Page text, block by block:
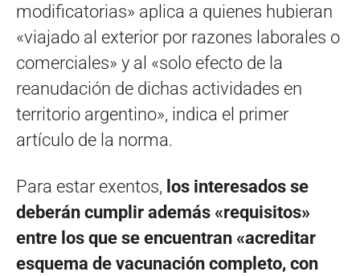
modificatorias» aplica a quienes hubieran
«viajado al exterior por razones laborales o
comerciales» y al «solo efecto de la
reanudación de dichas actividades en
territorio argentino», indica el primer
artículo de la norma.
Para estar exentos, los interesados se
deberán cumplir además «requisitos»
entre los que se encuentran «acreditar
esquema de vacunación completo, con